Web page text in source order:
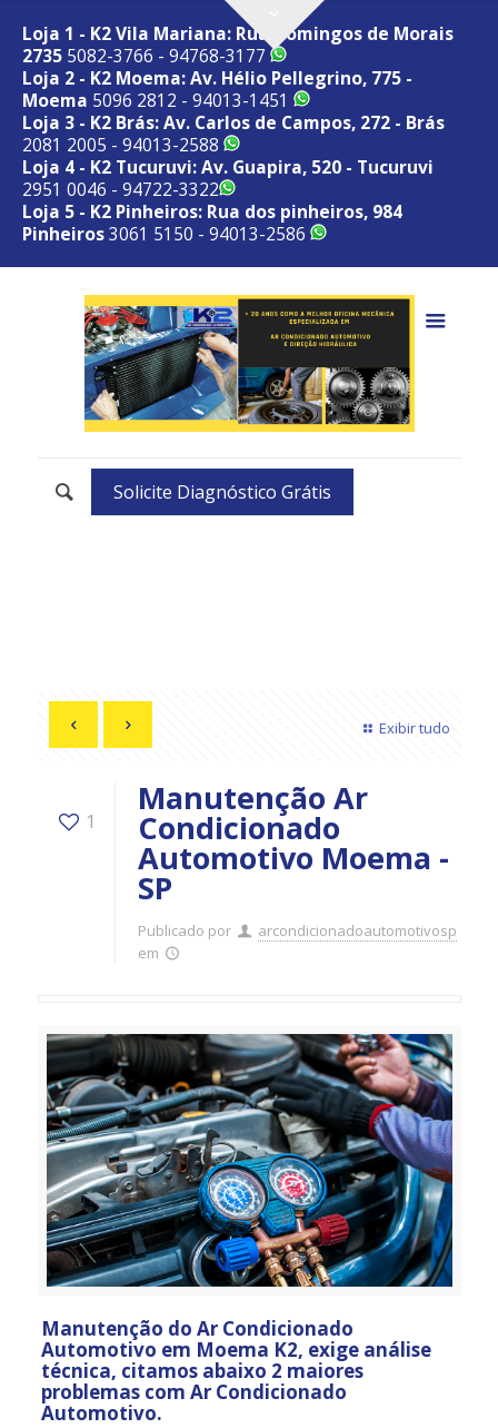
Loja 1 - K2 Vila Mariana: Rua Domingos de Morais
2735 5082-3766 - 94768-3177
Loja 2 - K2 Moema: Av. Hélio Pellegrino, 775 -
Moema 5096 2812 - 94013-1451
Loja 3 - K2 Brás: Av. Carlos de Campos, 272 - Brás
2081 2005 - 94013-2588
Loja 4 - K2 Tucuruvi: Av. Guapira, 520 - Tucuruvi
2951 0046 - 94722-3322
Loja 5 - K2 Pinheiros: Rua dos pinheiros, 984
Pinheiros3061 5150 - 94013-2586
Solicite Diagnóstico Grátis
Exibir tudo
1
Manutenção Ar
Condicionado
Automotivo Moema -
SP
Publicado por
arcondicionadoautomotivosp
em
Manutenção do Ar Condicionado
Automotivo em Moema K2, exige análise
técnica, citamos abaixo 2 maiores
problemas com Ar Condicionado
Automotivo.